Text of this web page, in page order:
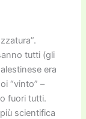
tutti (gli
era
“vinto” –
fuori tutti.
scientifica